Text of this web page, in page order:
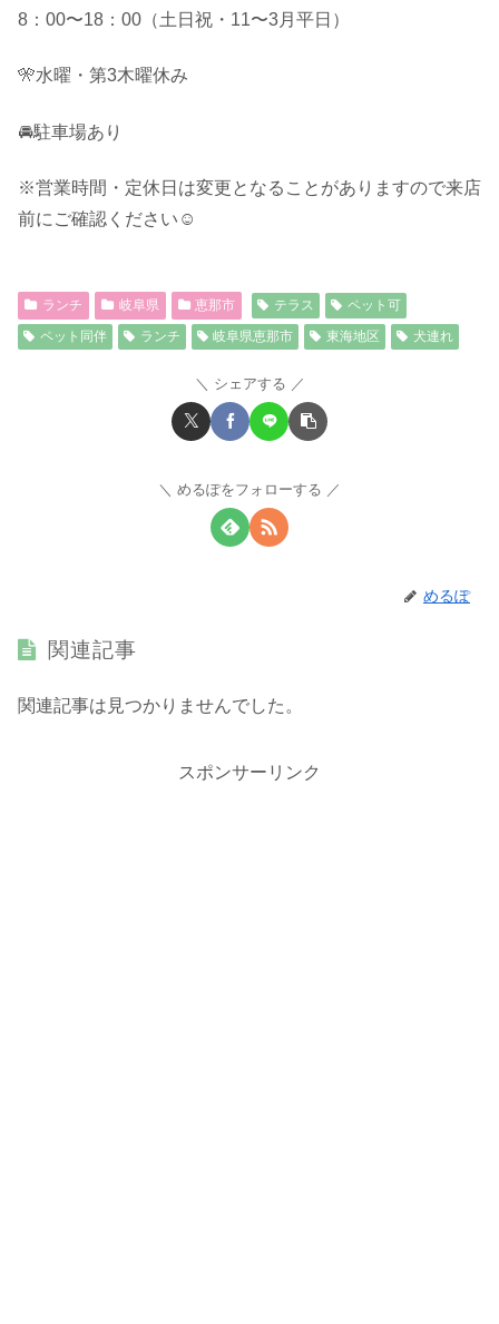
8：00〜18：00（土日祝・11〜3月平日）
🎌水曜・第3木曜休み
🚘駐車場あり
※営業時間・定休日は変更となることがありますので来店
前にご確認ください☺︎
ランチ 岐阜県 恵那市 テラス
ペット可
ペット同伴
ランチ 岐阜県恵那市 東海地区 犬連れ
シェアする
めるぽをフォローする
めるぽ
関連記事
関連記事は見つかりませんでした。
スポンサーリンク